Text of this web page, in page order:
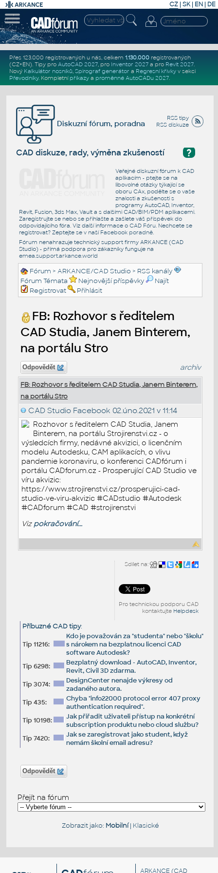
CZ | SK| EN | DE
Přes 123.000 registrovaných u nás, celkem 1.130.000registrovaných
(CZ+EN). Tipy pro AutoCAD 2027, pro Inventor 2027a pro Revit 2027.
Nový Kalkulátor nosníků, Spirograf generátor a Regresní křivkyv sekci
Převodníky. Kompletní příkazya proměnné AutoCADu 2027.
RSS tipy
RSS diskuze
Diskuzní fórum, poradna
?
CAD diskuze, rady, výměna zkušeností
Veřejné diskuzní fórum k CAD
aplikacím - ptejte se na
libovolné otázky týkající se
oboru CAx, podělte se o vaše
znalosti a zkušenosti s
programy AutoCAD, Inventor,
Revit, Fusion, 3ds Max, Vault a s dalšími CAD/BIM/PDM aplikacemi.
Zaregistrujte se nebo se přihlašte a zašlete váš příspěvek do
odpovídajícího fóra. Viz další informace o CAD Fóru. Nechcete se
registrovat? Zeptejte se v naší Facebook poradně.
Fórum nenahrazuje technický support firmy ARKANCE (CAD
Studio) - přímá podpora pro zákazníky funguje na
emea.support.arkance.world
Fórum >ARKANCE/CAD Studio > RSS kanály
Fórum Témata
Nejnovější příspěvky
Najít
Registrovat
Přihlásit
FB: Rozhovor s ředitelem
CAD Studia, Janem Binterem,
na portálu Stro
Odpovědět archiv
FB: Rozhovor s ředitelem CAD Studia, Janem Binterem,
na portálu Stro
CAD Studio Facebook 02.úno.2021 v 11:14
Rozhovor s ředitelem CAD Studia, Janem
Binterem, na portálu Strojirenstvi.cz - o
výsledcích firmy, nedávné akvizici, o licenčním
modelu Autodesku, CAM aplikacích, o vlivu
pandemie koronaviru, o konferenci CADfórum i
portálu CADforum.cz - Prosperující CAD Studio ve
víru akvizic:
https://www.strojirenstvi.cz/prosperujici-cad-
studio-ve-viru-akvizic #CADstudio #Autodesk
#CADforum #CAD #strojirenstvi
Viz pokračování...
Sdílet na:
Pro technickou podporu CAD
kontaktujte Helpdesk
Příbuzné CAD tipy:
Tip 11216:
Kdo je považován za "studenta" nebo "školu"
s nárokem na bezplatnou licenci CAD
software Autodesk?
Tip 6298:
Bezplatný download - AutoCAD, Inventor,
Revit, Civil 3D zdarma.
Tip 3074:
DesignCenter nenajde výkresy od
zadaného autora.
Tip 435:
Chyba "info22000 protocol error 407 proxy
authentication required".
Tip 10198:
Jak přiřadit uživateli přístup na konkrétní
subscription produktu nebo cloud službu?
Tip 7420:
Jak se zaregistrovat jako student, když
nemám školní email adresu?
Odpovědět
Přejít na fórum
Zobrazit jako: Mobilní| Klasické
ARKANCE (CAD